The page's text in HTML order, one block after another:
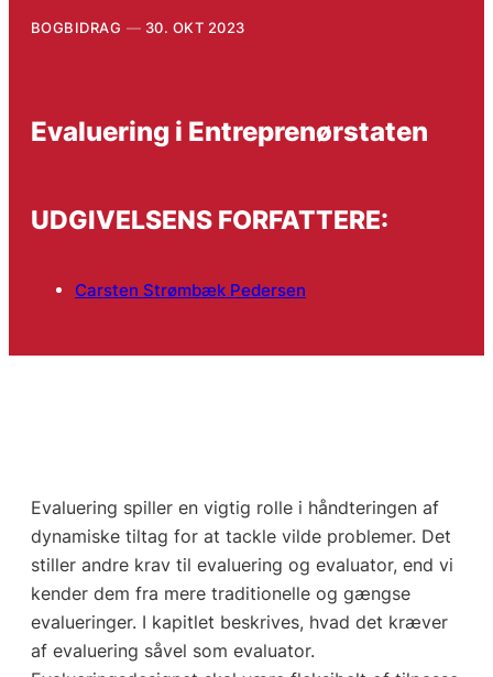
BOGBIDRAG 30. OKT 2023
Evaluering i Entreprenørstaten
UDGIVELSENS FORFATTERE:
Carsten Strømbæk Pedersen
Evaluering spiller en vigtig rolle i håndteringen af
dynamiske tiltag for at tackle vilde problemer. Det
stiller andre krav til evaluering og evaluator, end vi
kender dem fra mere traditionelle og gængse
evalueringer. I kapitlet beskrives, hvad det kræver
af evaluering såvel som evaluator.